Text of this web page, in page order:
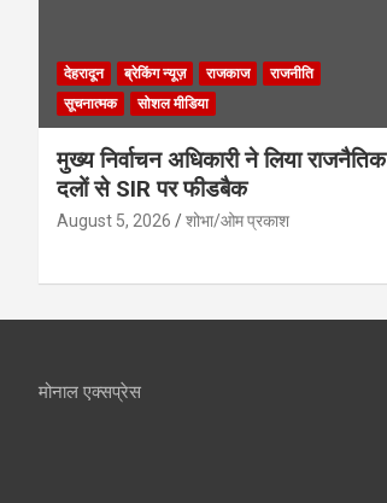
देहरादून ब्रेकिंग न्यूज़ राजकाज
राजनीति
सूचनात्मक
सोशल मीडिया
मुख्य निर्वाचन अधिकारी ने लिया राजनैतिक
दलों से SIR पर फीडबैक
August 5, 2026 शोभा/ओम प्रकाश
मोनाल एक्सप्रेस